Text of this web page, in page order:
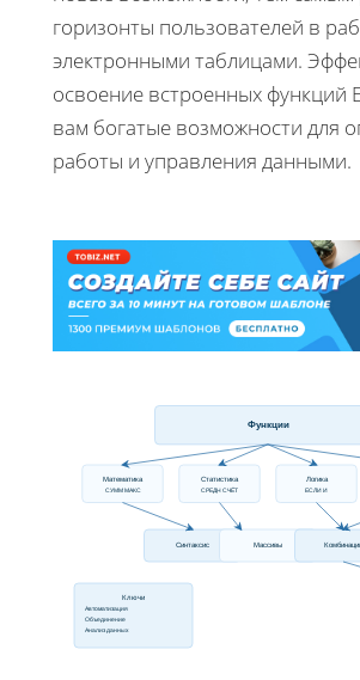
горизонты пользователей в
электронными таблицами.
освоение встроенных функций
вам богатые возможности для
работы и управления данными.
Функции
Математика
СУММ МАКС
Статистика
СРЕДН СЧЁТ
Логика
ЕСЛИ И
Синтаксис Массивы
Ключи
Автоматизация
Объединение
Анализ данных